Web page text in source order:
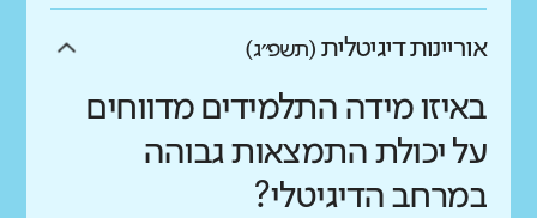
אוריינות דיגיטלית (תשפ״ג)
באיזו מידה התלמידים מדווחים
על יכולת התמצאות גבוהה
במרחב הדיגיטלי?